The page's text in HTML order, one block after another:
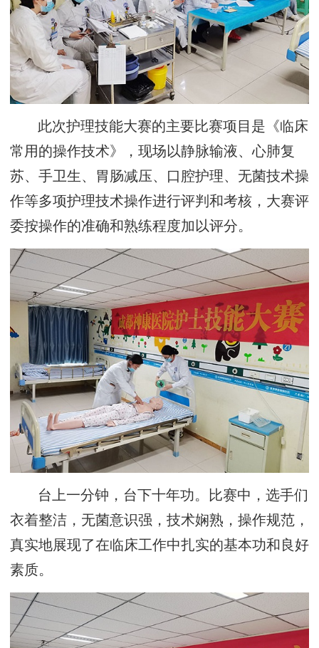
此次护理技能大赛的主要比赛项目是《临床
常用的操作技术》，现场以静脉输液、心肺复
苏、手卫生、胃肠减压、口腔护理、无菌技术操
作等多项护理技术操作进行评判和考核，大赛评
委按操作的准确和熟练程度加以评分。
台上一分钟，台下十年功。比赛中，选手们
衣着整洁，无菌意识强，技术娴熟，操作规范，
真实地展现了在临床工作中扎实的基本功和良好
素质。